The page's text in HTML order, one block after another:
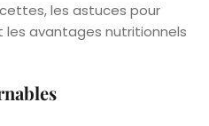
les astuces pour
les avantages nutritionnels